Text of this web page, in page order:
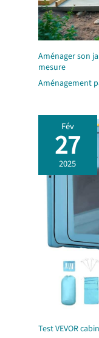
Aménager son
mesure
Aménagement
Fév
27
2025
Test VEVOR